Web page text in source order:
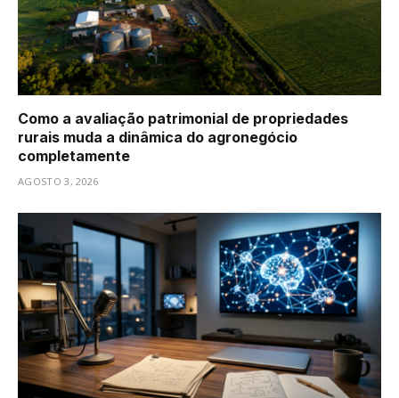
Como a avaliação patrimonial de propriedades
rurais muda a dinâmica do agronegócio
completamente
AGOSTO 3, 2026